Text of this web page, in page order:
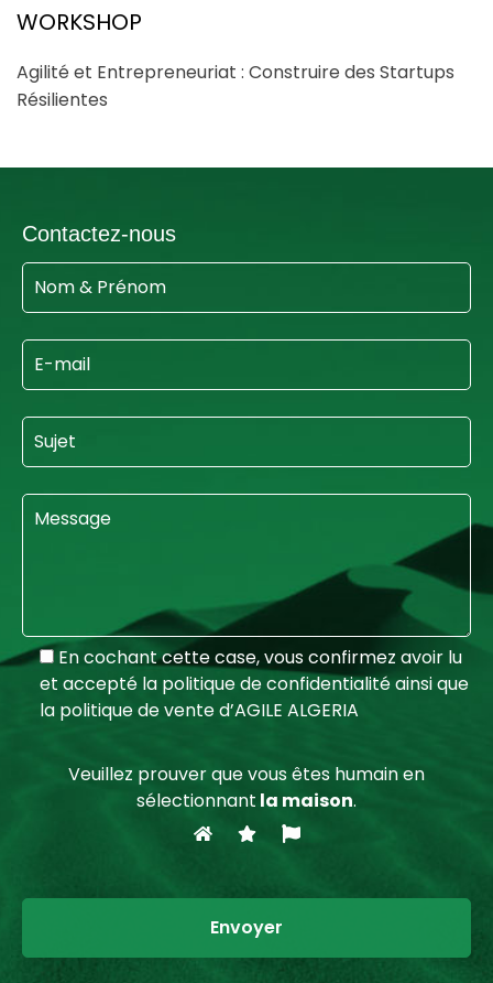
WORKSHOP
Agilité et Entrepreneuriat : Construire des Startups
Résilientes
Contactez-nous
En cochant cette case, vous confirmez avoir lu
et accepté la politique de confidentialité ainsi que
la politique de vente d’AGILE ALGERIA
Veuillez prouver que vous êtes humain en
sélectionnant la maison.